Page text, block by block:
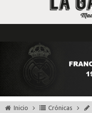
Inicio Crónicas